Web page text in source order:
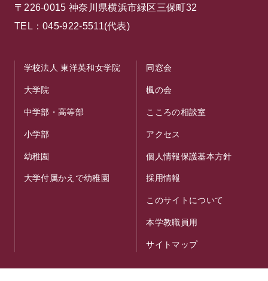
〒226-0015 神奈川県横浜市緑区三保町32
TEL：045-922-5511(代表)
学校法人 東洋英和女学院
大学院
中学部・高等部
小学部
幼稚園
大学付属かえで幼稚園
同窓会
楓の会
こころの相談室
アクセス
個人情報保護基本方針
採用情報
このサイトについて
本学教職員用
サイトマップ